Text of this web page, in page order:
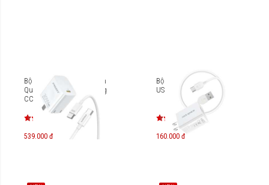
Bộ sạc nhanh USB-C Pisen
Quick PD30W GaN Folding
CC1000 TS-C179 (Type-C)
539.000 đ
Bộ sạc nhanh 2 cổng cáp
USB-C Rock Space T39
160.000 đ